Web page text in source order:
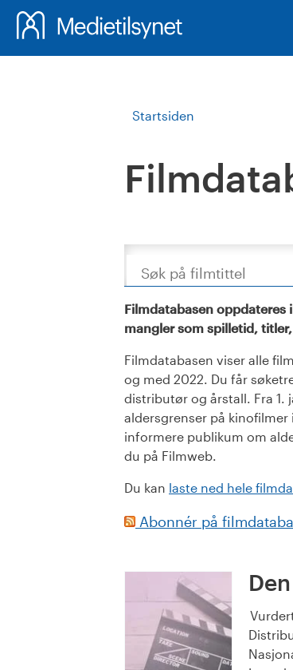
Startsiden
Søk
Filmdatabasen oppdateres
mangler som spilletid,
Filmdatabasen viser alle
og med 2022. Du får
distributør og årstall. Fra
aldersgrenser på
informere publikum om
du på Filmweb.
Du kan laste ned hele
Abonnér på